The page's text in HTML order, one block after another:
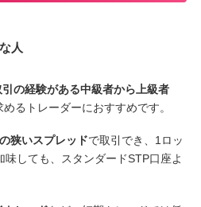
人
の経験がある中級者から上級者
るトレーダーにおすすめです。
狭いスプレッドで取引でき、1ロッ
味しても、スタンダードSTP口座よ